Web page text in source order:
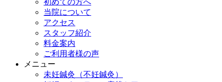
初めての方へ
当院について
アクセス
スタッフ紹介
料金案内
ご利用者様の声
メニュー
未妊鍼灸（不妊鍼灸）